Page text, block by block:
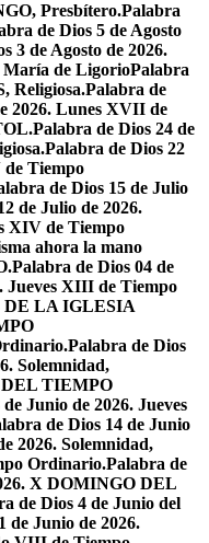
Presbítero.Palabra
de Dios 5 de Agosto
3 de Agosto de 2026.
María de LigorioPalabra
Religiosa.Palabra de
2026. Lunes XVII de
Palabra de Dios 24 de
Palabra de Dios 22
de Tiempo
de Dios 15 de Julio
de Julio de 2026.
XIV de Tiempo
ahora la mano
Palabra de Dios 04 de
Jueves XIII de Tiempo
DE LA IGLESIA
Palabra de Dios
Solemnidad,
DEL TIEMPO
Junio de 2026. Jueves
de Dios 14 de Junio
2026. Solemnidad,
Ordinario.Palabra de
X DOMINGO DEL
de Dios 4 de Junio del
de Junio de 2026.